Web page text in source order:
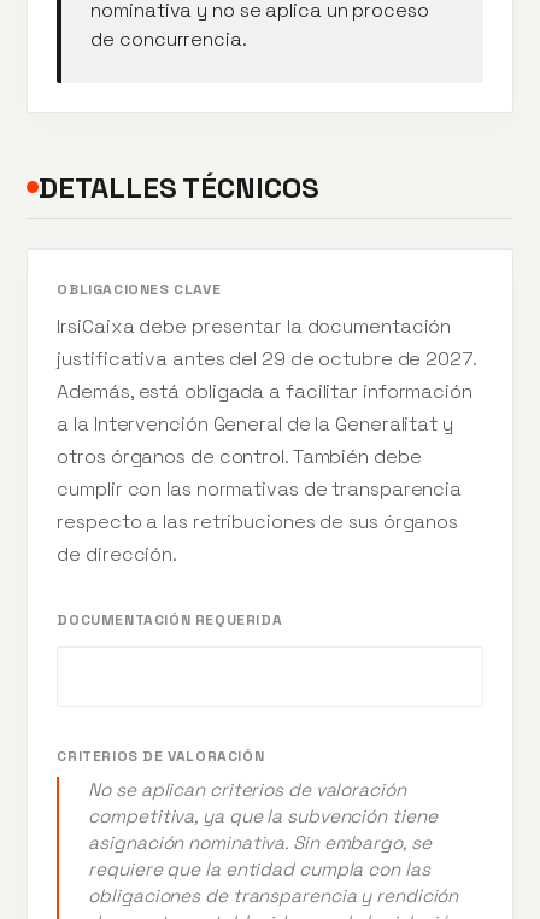
nominativa y no se aplica un proceso
de concurrencia.
DETALLES TÉCNICOS
OBLIGACIONES CLAVE
IrsiCaixa debe presentar la documentación
justificativa antes del 29 de octubre de 2027.
Además, está obligada a facilitar información
a la Intervención General de la Generalitat y
otros órganos de control. También debe
cumplir con las normativas de transparencia
respecto a las retribuciones de sus órganos
de dirección.
DOCUMENTACIÓN REQUERIDA
CRITERIOS DE VALORACIÓN
No se aplican criterios de valoración
competitiva, ya que la subvención tiene
asignación nominativa. Sin embargo, se
requiere que la entidad cumpla con las
obligaciones de transparencia y rendición